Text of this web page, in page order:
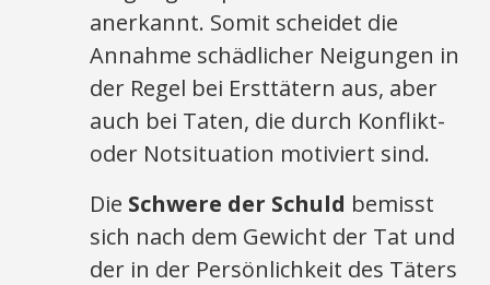
anerkannt. Somit scheidet die
Annahme schädlicher Neigungen in
der Regel bei Ersttätern aus, aber
auch bei Taten, die durch Konflikt-
oder Notsituation motiviert sind.
Die Schwere der Schuld bemisst
sich nach dem Gewicht der Tat und
der in der Persönlichkeit des Täters